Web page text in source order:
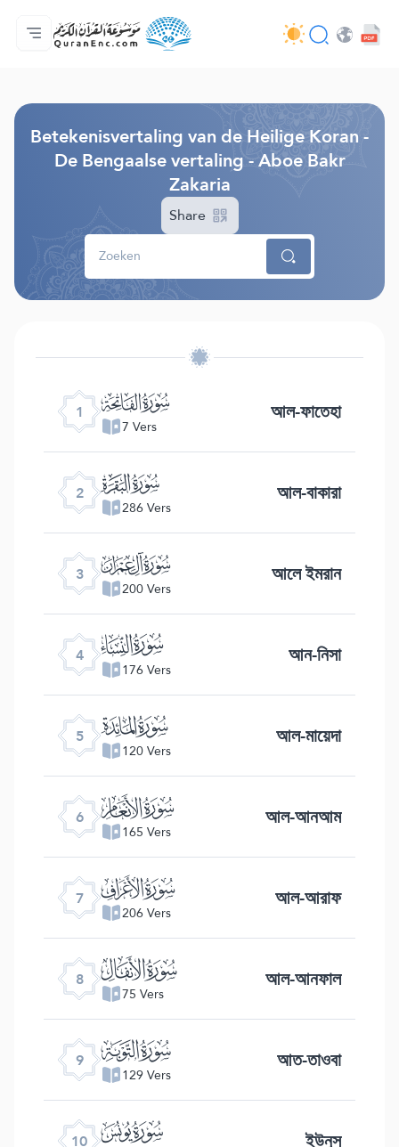
Homepagina
Inhoudsopgave van de vertalingen
Audio
Diensten voor ontwikkelaars - API
Over het project
Contacteer ons
Taal
Betekenisvertaling van de Heilige Koran -
De Bengaalse vertaling - Aboe Bakr
Zakaria
Share
1 ﮍ
7 Vers আল-ফাতেহা
2 ﮎ
286 Vers আল-বাকারা
3 ﮏ
200 Vers আলে ইমরান
4 ﮐ
176 Vers আন-নিসা
5 ﮑ
120 Vers আল-মায়েদা
6 ﮒ
165 Vers আল-আনআম
7 ﮓ
206 Vers আল-আরাফ
8 ﮔ
75 Vers আল-আনফাল
9 ﮕ
129 Vers আত-তাওবা
10 ﮖ